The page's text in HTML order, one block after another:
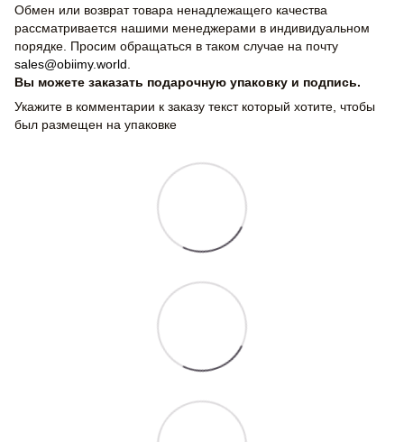
Обмен или возврат товара ненадлежащего качества
рассматривается нашими менеджерами в индивидуальном
порядке. Просим обращаться в таком случае на почту
sales@obiimy.world
Вы можете заказать подарочную упаковку и подпись.
Укажите в комментарии к заказу текст который хотите, чтобы
был размещен на упаковке